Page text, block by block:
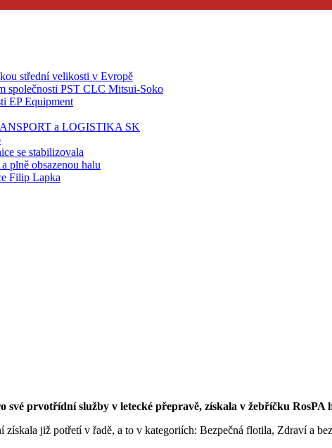
střední velikosti v Evropě
společnosti PST CLC Mitsui-Soko
EP Equipment
a LOGISTIKA SK
se stabilizovala
plně obsazenou halu
Filip Lapka
své prvotřídní služby v letecké přepravě, získala v žebříčku
získala již potřetí v řadě, a to v kategoriích: Bezpečná flotila, Zdraví a